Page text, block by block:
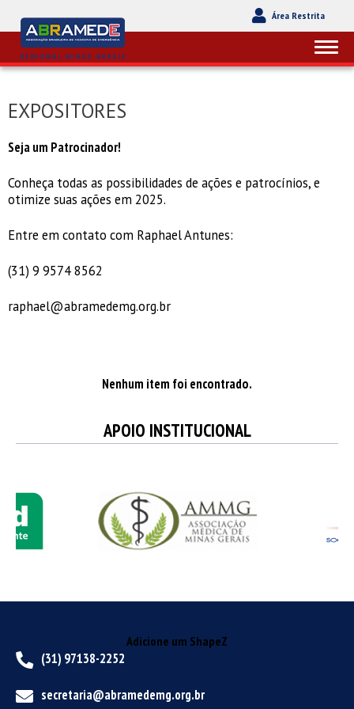
Área Restrita
EXPOSITORES
Seja um Patrocinador!
Conheça todas as possibilidades de ações e patrocínios, e
otimize suas ações em 2025.
Entre em contato com Raphael Antunes:
(31) 9 9574 8562
raphael@abramedemg.org.br
Nenhum item foi encontrado.
APOIO INSTITUCIONAL
Adicione um ShapeZ
(31) 97138-2252
secretaria@abramedemg.org.br